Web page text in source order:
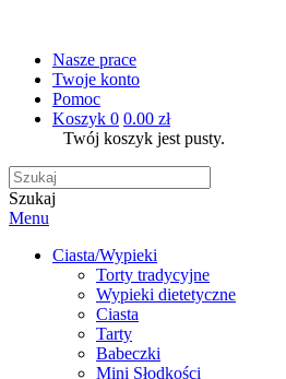
Nasze prace
Twoje konto
Pomoc
Koszyk 0 0.00 zł
Twój koszyk jest pusty.
Szukaj
Menu
Ciasta/Wypieki
Torty tradycyjne
Wypieki dietetyczne
Ciasta
Tarty
Babeczki
Mini Słodkości